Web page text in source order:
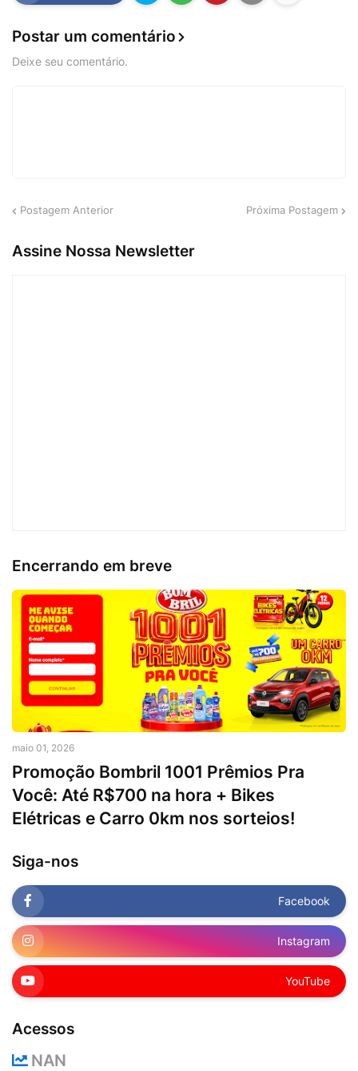
Postar um comentário
Deixe seu comentário.
Postagem Anterior Próxima Postagem
Assine Nossa Newsletter
Encerrando em breve
maio 01, 2026
Promoção Bombril 1001 Prêmios Pra
Você: Até R$700 na hora + Bikes
Elétricas e Carro 0km nos sorteios!
Siga-nos
Facebook
Instagram
YouTube
Acessos
NAN